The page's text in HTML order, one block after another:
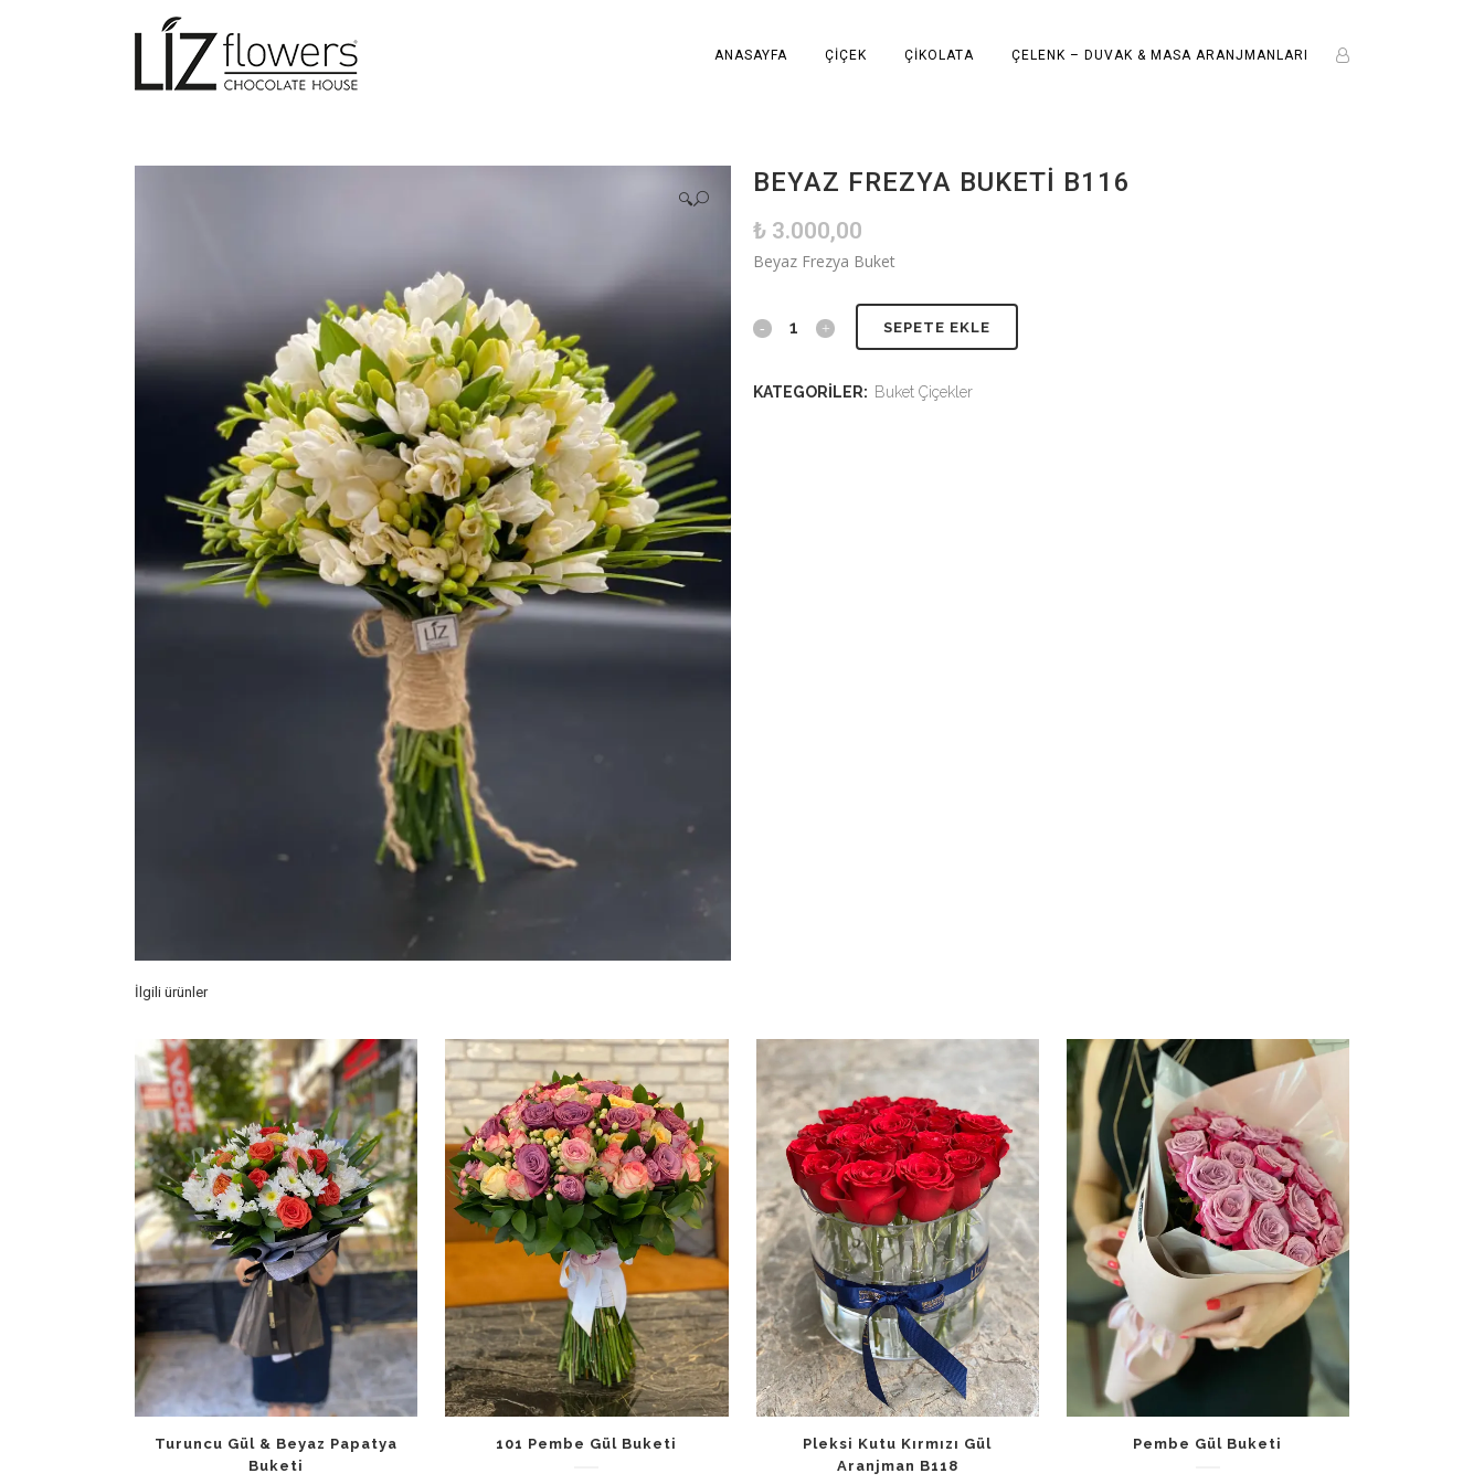
ANASAYFA ÇIÇEK ÇIKOLATA ÇELENK – DUVAK & MASA ARANJMANLARI
🔍
BEYAZ FREZYA BUKETI B116
₺ 3.000,00
Beyaz Frezya Buket
SEPETE EKLE
KATEGORILER: Buket Çiçekler
İlgili ürünler
Turuncu Gül & Beyaz Papatya
Buketi
101 Pembe Gül Buketi
Pleksi Kutu Kırmızı Gül
Aranjman B118
Pembe Gül Buketi